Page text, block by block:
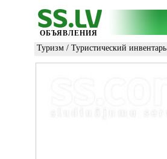
ОБЪЯВЛЕНИЯ
Туризм / Туристический инвентарь